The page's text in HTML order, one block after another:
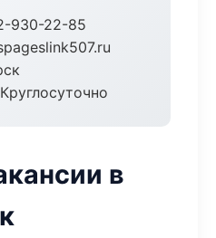
930-22-85
Круглосуточно
в